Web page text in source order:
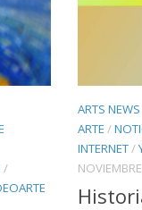
/
ARTS NEWS
ARTE /
INTERNET/